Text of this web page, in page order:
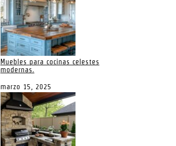
Muebles para cocinas celestes
modernas.
marzo 15, 2025